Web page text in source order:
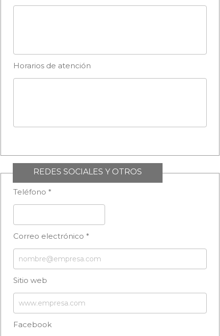
Horarios de atención
REDES SOCIALES Y OTROS
Teléfono *
Correo electrónico *
Sitio web
Facebook